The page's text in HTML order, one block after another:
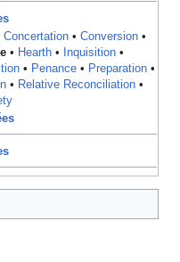
Concertation• Conversion•
• Hearth • Inquisition •
• Penance • Preparation •
• Relative Reconciliation •